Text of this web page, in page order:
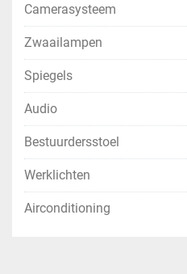
Camerasysteem
Zwaailampen
Spiegels
Audio
Bestuurdersstoel
Werklichten
Airconditioning